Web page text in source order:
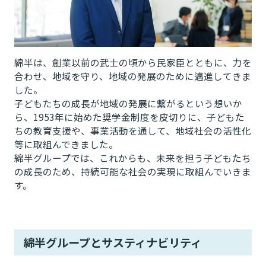
綿半は、創業以前の武士の頃から民家臣とともに、力を
合わせ、地域を守り、地域の発展のために邁進してきま
した。
子どもたちの成長が地域の発展に繋がるという想いか
ら、1953年に始めた奨学金制度を皮切りに、子どもた
ちの教育支援や、事業活動を通して、地域社会の活性化
等に取組んできました。
綿半グループでは、これからも、未来を担う子どもたち
の成長のため、持続可能な社会の実現に取組んでいきま
す。
綿半グループとサスティナビリティ